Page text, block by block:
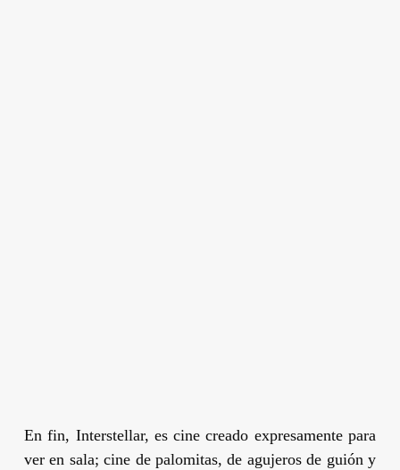
En fin, Interstellar, es cine creado expresamente para
ver en sala; cine de palomitas, de agujeros de guión y